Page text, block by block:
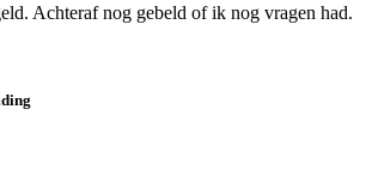
Achteraf nog gebeld of ik nog vragen had.